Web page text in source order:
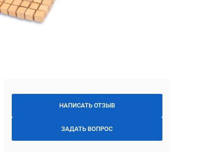
НАПИСАТЬ ОТЗЫВ
ЗАДАТЬ ВОПРОС